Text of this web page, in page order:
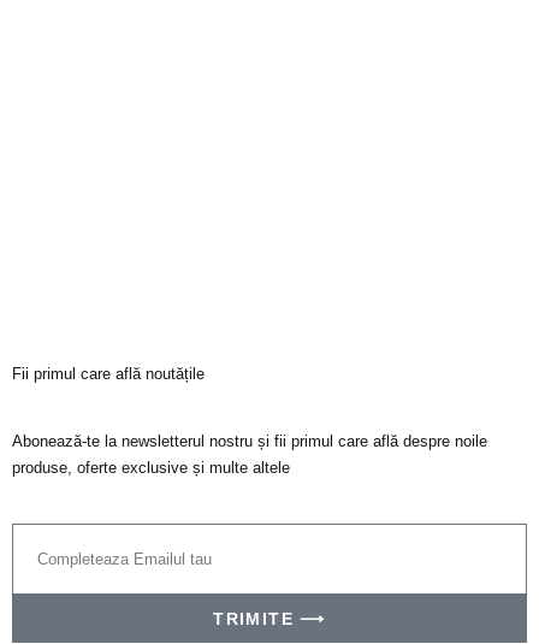
Fii primul care află noutățile
Abonează-te la newsletterul nostru și fii primul care află despre noile
produse, oferte exclusive și multe altele
TRIMITE ⟶